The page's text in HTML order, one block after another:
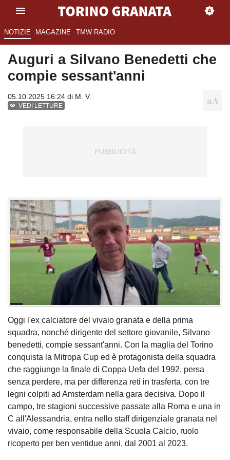
NOTIZIE MAGAZINE TMW RADIO
Auguri a Silvano Benedetti che
compie sessant'anni
05.10.2025 16:24 di M. V.
VEDI LETTURE
Oggi l'ex calciatore del vivaio granata e della prima
squadra, nonché dirigente del settore giovanile, Silvano
benedetti, compie sessant'anni. Con la maglia del Torino
conquista la Mitropa Cup ed è protagonista della squadra
che raggiunge la finale di Coppa Uefa del 1992, persa
senza perdere, ma per differenza reti in trasferta, con tre
legni colpiti ad Amsterdam nella gara decisiva. Dopo il
campo, tre stagioni successive passate alla Roma e una in
C all'Alessandria, entra nello staff dirigenziale granata nel
vivaio, come responsabile della Scuola Calcio, ruolo
ricoperto per ben ventidue anni, dal 2001 al 2023.